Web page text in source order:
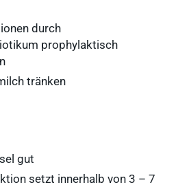
basics4vets
durch
prophylaktisch
tränken
gut
setzt innerhalb von 3 – 7